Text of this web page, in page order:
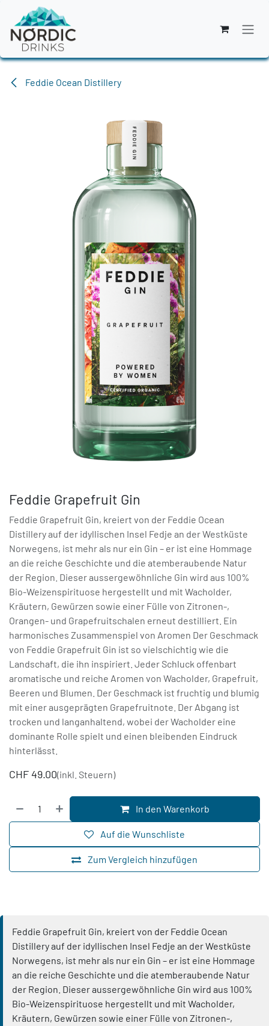
Zum Inhalt springen
Feddie Ocean Distillery
Feddie Grapefruit Gin
Feddie Grapefruit Gin, kreiert von der Feddie Ocean
Distillery auf der idyllischen Insel Fedje an der Westküste
Norwegens, ist mehr als nur ein Gin – er ist eine Hommage
an die reiche Geschichte und die atemberaubende Natur
der Region. Dieser aussergewöhnliche Gin wird aus 100%
Bio-Weizenspirituose hergestellt und mit Wacholder,
Kräutern, Gewürzen sowie einer Fülle von Zitronen-,
Orangen- und Grapefruitschalen erneut destilliert. Ein
harmonisches Zusammenspiel von Aromen Der Geschmack
von Feddie Grapefruit Gin ist so vielschichtig wie die
Landschaft, die ihn inspiriert. Jeder Schluck offenbart
aromatische und reiche Aromen von Wacholder, Grapefruit,
Beeren und Blumen. Der Geschmack ist fruchtig und blumig
mit einer ausgeprägten Grapefruitnote. Der Abgang ist
trocken und langanhaltend, wobei der Wacholder eine
dominante Rolle spielt und einen bleibenden Eindruck
hinterlässt.
CHF 49.00(inkl. Steuern)
In den Warenkorb
Zum Vergleich hinzufügen
Auf die Wunschliste
Feddie Grapefruit Gin, kreiert von der Feddie Ocean
Distillery auf der idyllischen Insel Fedje an der Westküste
Norwegens, ist mehr als nur ein Gin – er ist eine Hommage
an die reiche Geschichte und die atemberaubende Natur
der Region. Dieser aussergewöhnliche Gin wird aus 100%
Bio-Weizenspirituose hergestellt und mit Wacholder,
Kräutern, Gewürzen sowie einer Fülle von Zitronen-,